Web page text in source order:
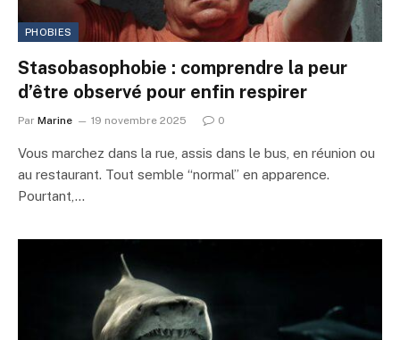
PHOBIES
Stasobasophobie : comprendre la peur
d’être observé pour enfin respirer
Par Marine 19 novembre 2025 0
Vous marchez dans la rue, assis dans le bus, en réunion ou
au restaurant. Tout semble “normal” en apparence.
Pourtant,…